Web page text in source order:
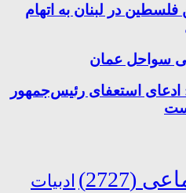
در لبنان به اتهام
سواحل عمان
ادعای استعفای رئیس‌جمهور
(2727)
ادبیات